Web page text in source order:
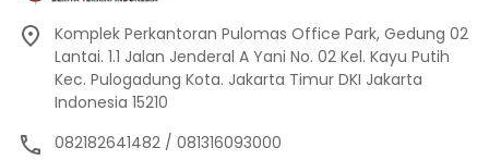
Komplek Perkantoran Pulomas Office Park, Gedung 02
Lantai. 1.1 Jalan Jenderal A Yani No. 02 Kel. Kayu Putih
Kec. Pulogadung Kota. Jakarta Timur DKI Jakarta
Indonesia 15210
082182641482 / 081316093000